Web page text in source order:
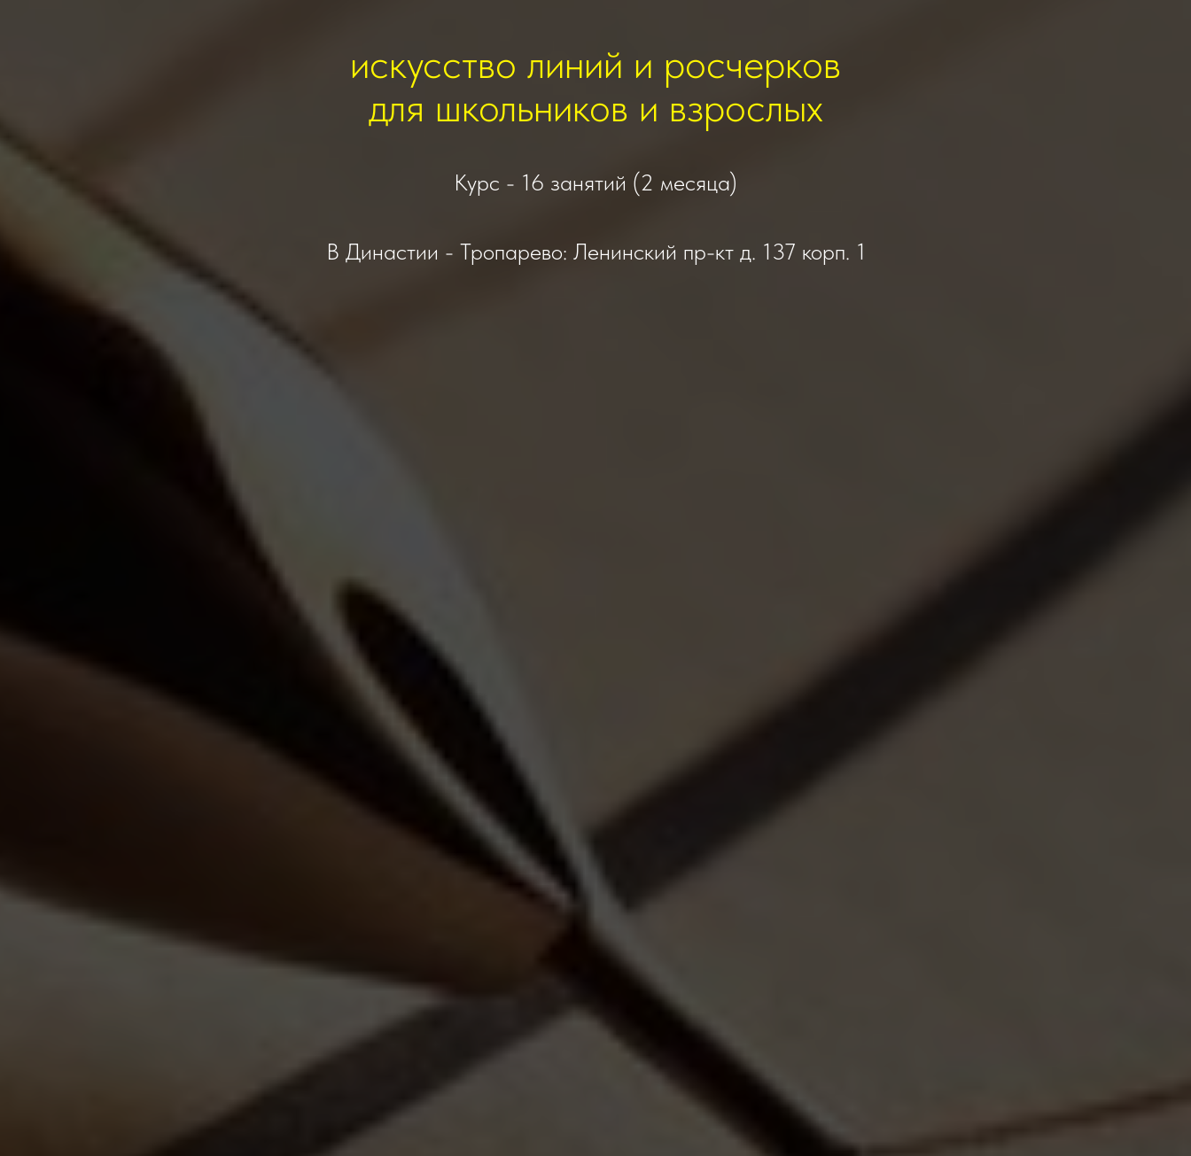
искусство линий и росчерков
для школьников и взрослых
Курс - 16 занятий (2 месяца)
В Династии - Тропарево: Ленинский пр-кт д. 137 корп. 1